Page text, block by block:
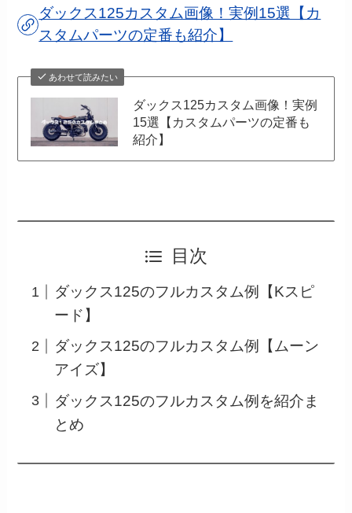
ダックス125カスタム画像！実例15選【カ
スタムパーツの定番も紹介】
あわせて読みたい
ダックス125カスタム画像！実例
15選【カスタムパーツの定番も
紹介】
目次
ダックス125のフルカスタム例【Kスピ
ード】
ダックス125のフルカスタム例【ムーン
アイズ】
ダックス125のフルカスタム例を紹介ま
とめ